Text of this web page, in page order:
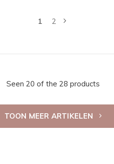
1 2
Seen 20 of the 28 products
TOON MEER ARTIKELEN